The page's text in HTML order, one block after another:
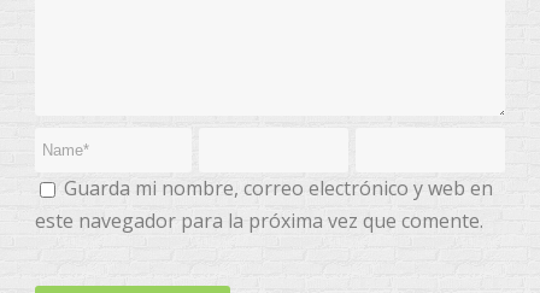
Guarda mi nombre, correo electrónico y web en
este navegador para la próxima vez que comente.